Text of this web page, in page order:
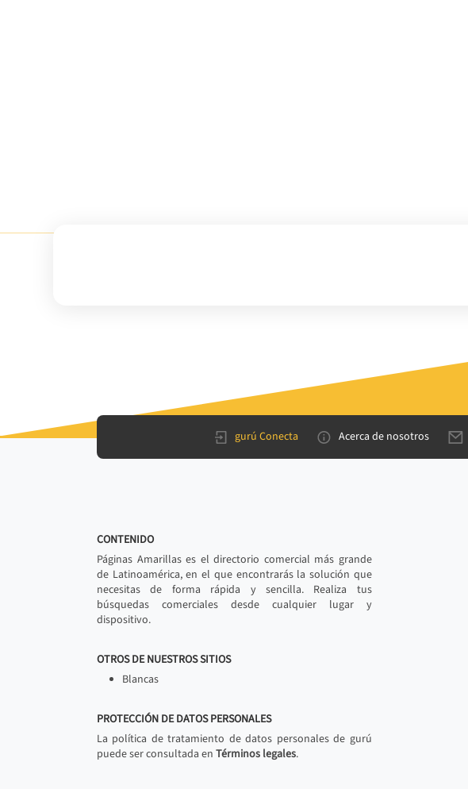
gurú Conecta Acerca de nosotros
CONTENIDO
Páginas Amarillas es el directorio comercial más grande
de Latinoamérica, en el que encontrarás la solución que
necesitas de forma rápida y sencilla. Realiza tus
búsquedas comerciales desde cualquier lugar y
dispositivo.
OTROS DE NUESTROS SITIOS
Blancas
PROTECCIÓN DE DATOS PERSONALES
La política de tratamiento de datos personales de gurú
puede ser consultada en Términos legales.